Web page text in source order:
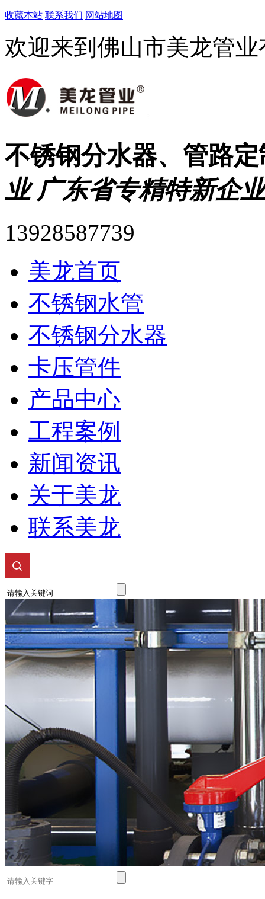
收藏本站 联系我们 网站地图
欢迎来到佛山市美龙管
不锈钢分水器、管路
业 广东省专精特新企
13928587739
美龙首页
不锈钢水管
不锈钢分水器
卡压管件
产品中心
工程案例
新闻资讯
关于美龙
联系美龙